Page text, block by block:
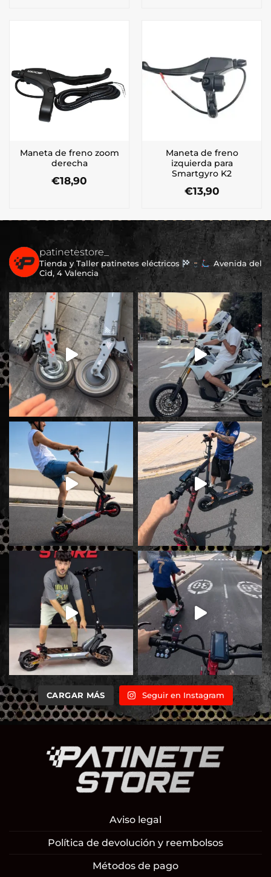
Maneta de freno zoom
derecha
€18,90
Maneta de freno
izquierda para
Smartgyro K2
€13,90
patinetestore_
Tienda y Taller patinetes eléctricos
Avenida del
Cid, 4 Valencia
CARGAR MÁS Seguir en Instagram
Aviso legal
Política de devolución y reembolsos
Métodos de pago